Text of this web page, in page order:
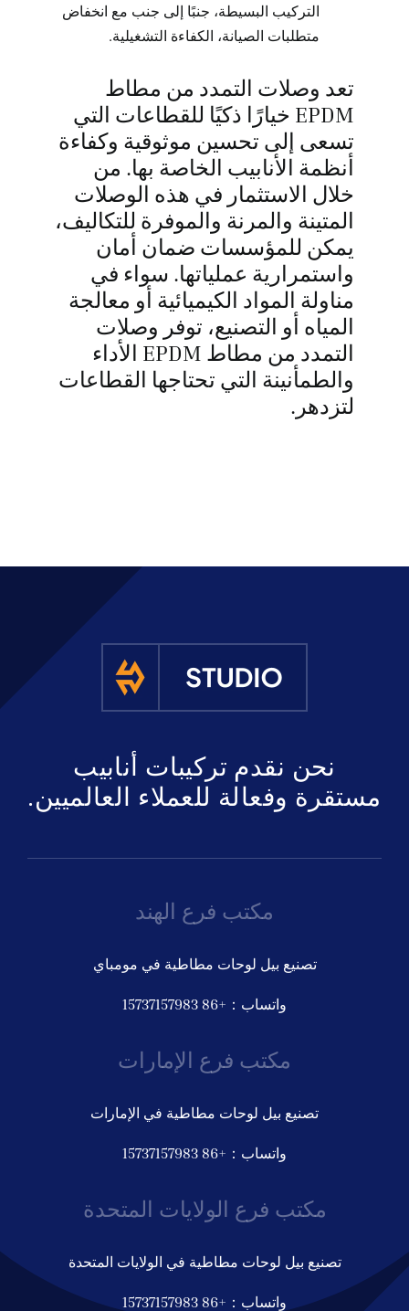
التركيب البسيطة، جنبًا إلى جنب مع انخفاض
متطلبات الصيانة، الكفاءة التشغيلية.
تعد وصلات التمدد من مطاط
EPDM خيارًا ذكيًا للقطاعات التي
تسعى إلى تحسين موثوقية وكفاءة
أنظمة الأنابيب الخاصة بها. من
خلال الاستثمار في هذه الوصلات
المتينة والمرنة والموفرة للتكاليف،
يمكن للمؤسسات ضمان أمان
واستمرارية عملياتها. سواء في
مناولة المواد الكيميائية أو معالجة
المياه أو التصنيع، توفر وصلات
التمدد من مطاط EPDM الأداء
والطمأنينة التي تحتاجها القطاعات
لتزدهر.
نحن نقدم تركيبات أنابيب
مستقرة وفعالة للعملاء العالميين.
مكتب فرع الهند
تصنيع بيل لوحات مطاطية في مومباي
واتساب：+86 15737157983
مكتب فرع الإمارات
تصنيع بيل لوحات مطاطية في الإمارات
واتساب：+86 15737157983
مكتب فرع الولايات المتحدة
تصنيع بيل لوحات مطاطية في الولايات المتحدة
واتساب：+86 15737157983